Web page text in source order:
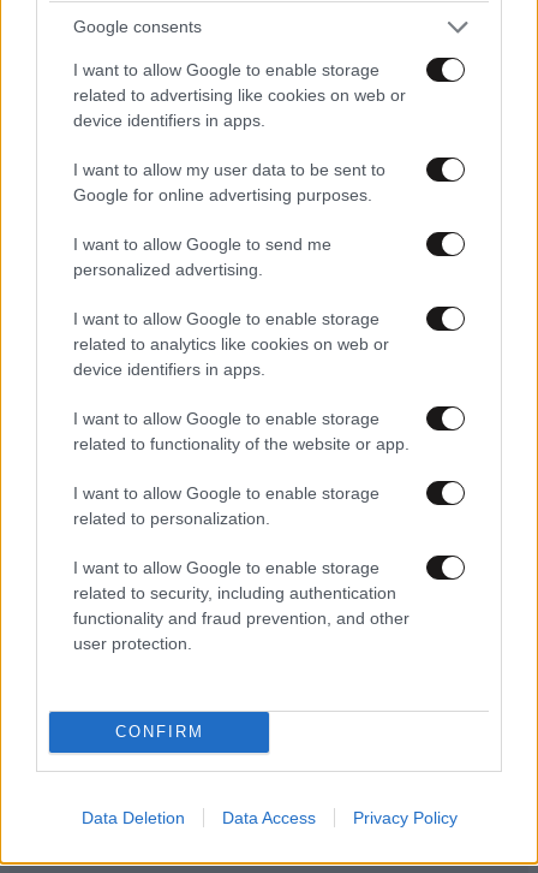
Google consents
I want to allow Google to enable storage
related to advertising like cookies on web or
device identifiers in apps.
I want to allow my user data to be sent to
Google for online advertising purposes.
I want to allow Google to send me
personalized advertising.
I want to allow Google to enable storage
related to analytics like cookies on web or
device identifiers in apps.
I want to allow Google to enable storage
related to functionality of the website or app.
I want to allow Google to enable storage
related to personalization.
I want to allow Google to enable storage
related to security, including authentication
functionality and fraud prevention, and other
user protection.
CONFIRM
Data Deletion Data Access Privacy Policy
TRENDING
ΕΛΛΑΔΑ06·08·2026 00:09
Σαν σήμερα 6 Αυγούστου: Πεθαίνει η Ρίτα
της τραγούδι